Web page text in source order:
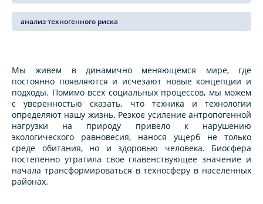
анализ техногенного риска
Мы живем в динамично меняющемся мире, где
постоянно появляются и исчезают новые концепции и
подходы. Помимо всех социальных процессов, мы можем
с уверенностью сказать, что техника и технологии
определяют нашу жизнь. Резкое усиление антропогенной
нагрузки на природу привело к нарушению
экологического равновесия, нанося ущерб не только
среде обитания, но и здоровью человека. Биосфера
постепенно утратила свое главенствующее значение и
начала трансформироваться в техносферу в населенных
районах.